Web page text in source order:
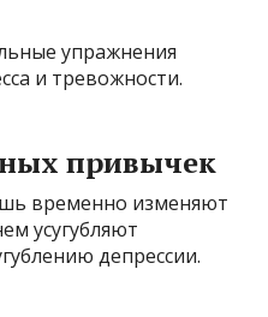
упражнения
и тревожности.
привычек
временно изменяют
усугубляют
депрессии.